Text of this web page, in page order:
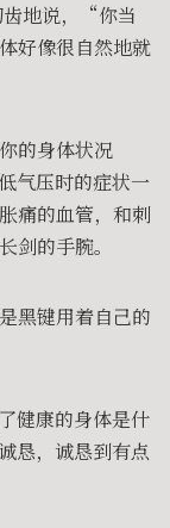
齿地说，“你当
好像很自然地就
的身体状况
气压时的症状一
痛的血管，和刺
剑的手腕。
黑键用着自己的
健康的身体是什
恳，诚恳到有点